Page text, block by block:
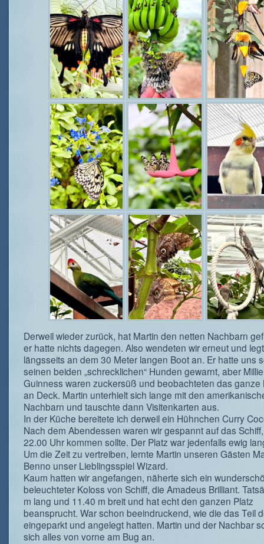
Derweil wieder zurück, hat Martin den netten Nachbarn
er hatte nichts dagegen. Also wendeten wir erneut und
längsseits an dem 30 Meter langen Boot an. Er hatte uns
seinen beiden „schrecklichen“ Hunden gewarnt, aber
Guinness waren zuckersüß und beobachteten das ganze
an Deck. Martin unterhielt sich lange mit den
Nachbarn und tauschte dann Visitenkarten aus.
In der Küche bereitete ich derweil ein Hühnchen Curry
Nach dem Abendessen waren wir gespannt auf das
22.00 Uhr kommen sollte. Der Platz war jedenfalls ewig
Um die Zeit zu vertreiben, lernte Martin unseren Gästen
Benno unser Lieblingsspiel Wizard.
Kaum hatten wir angefangen, näherte sich ein
beleuchteter Koloss von Schiff, die Amadeus Brilliant.
m lang und 11.40 m breit und hat echt den ganzen Platz
beansprucht. War schon beeindruckend, wie die das Teil
eingeparkt und angelegt hatten. Martin und der Nachbar
sich alles von vorne am Bug an.